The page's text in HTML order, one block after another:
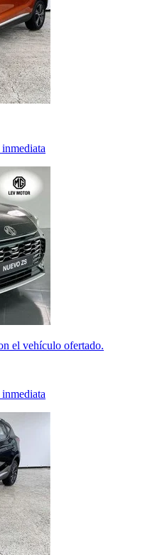
el vehículo ofertado.